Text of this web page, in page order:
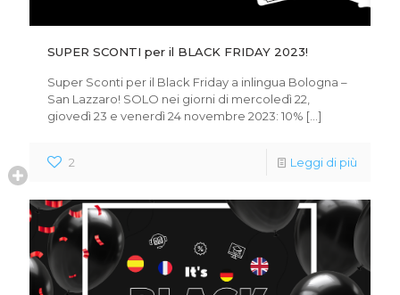
SUPER SCONTI per il BLACK FRIDAY 2023!
Super Sconti per il Black Friday a inlingua Bologna –
San Lazzaro! SOLO nei giorni di mercoledì 22,
giovedì 23 e venerdì 24 novembre 2023: 10% […]
2 Leggi di più